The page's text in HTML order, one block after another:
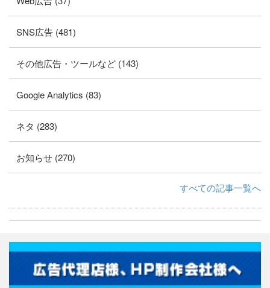
SNS広告 (481)
その他広告・ツールなど (143)
Google Analytics (83)
ネタ (283)
お知らせ (270)
すべての記事一覧へ